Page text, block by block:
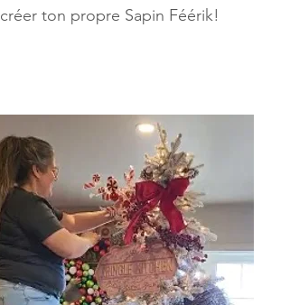
créer ton propre Sapin Féérik!